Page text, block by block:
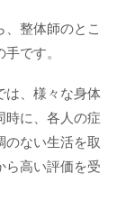
、整体師のとこ
です。
は、様々な身体
時に、各人の症
のない生活を取
ら高い評価を受